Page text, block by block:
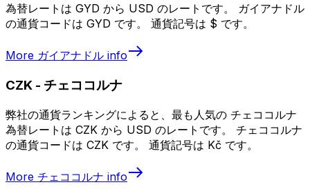
為替レートは GYD から USD のレートです。 ガイアナドル
の通貨コードは GYD です。 通貨記号は $ です。
More ガイアナドル info
CZK - チェココルナ
弊社の通貨ランキングによると、最も人気の チェココルナ
為替レートは CZK から USD のレートです。 チェココルナ
の通貨コードは CZK です。 通貨記号は Kč です。
More チェココルナ info